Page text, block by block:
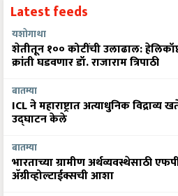
Latest feeds
यशोगाथा
शेतीतून १०० कोटींची उलाढाल:
क्रांती घडवणार डॉ. राजाराम त्रिपाठी
बातम्या
ICL ने महाराष्ट्रात अत्याधुनिक
उद्घाटन केले
बातम्या
भारताच्या ग्रामीण अर्थव्यवस्थेसाठी
अ‍ॅग्रीव्होल्टाईक्सची आशा